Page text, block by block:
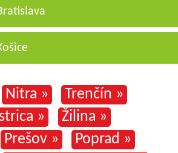
Nitra »
Trenčín »
»
Žilina »
Prešov »
Poprad »